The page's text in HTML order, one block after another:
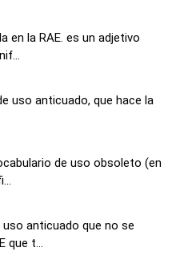
en la RAE. es un adjetivo
uso anticuado, que hace la
de uso obsoleto (en
anticuado que no se
que t...